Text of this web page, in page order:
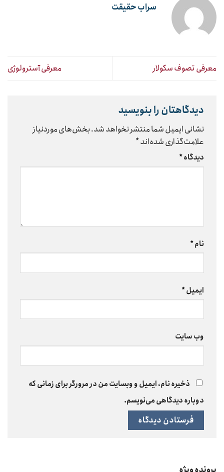
سراب حقیقت
معرفی تصوف سکولار معرفی آسترولوژی
دیدگاهتان را بنویسید
نشانی ایمیل شما منتشر نخواهد شد.بخش‌های موردنیاز
علامت‌گذاری شده‌اند*
دیدگاه*
نام*
ایمیل*
وب‌ سایت
ذخیره نام، ایمیل و وبسایت من در مرورگر برای زمانی که
دوباره دیدگاهی می‌نویسم.